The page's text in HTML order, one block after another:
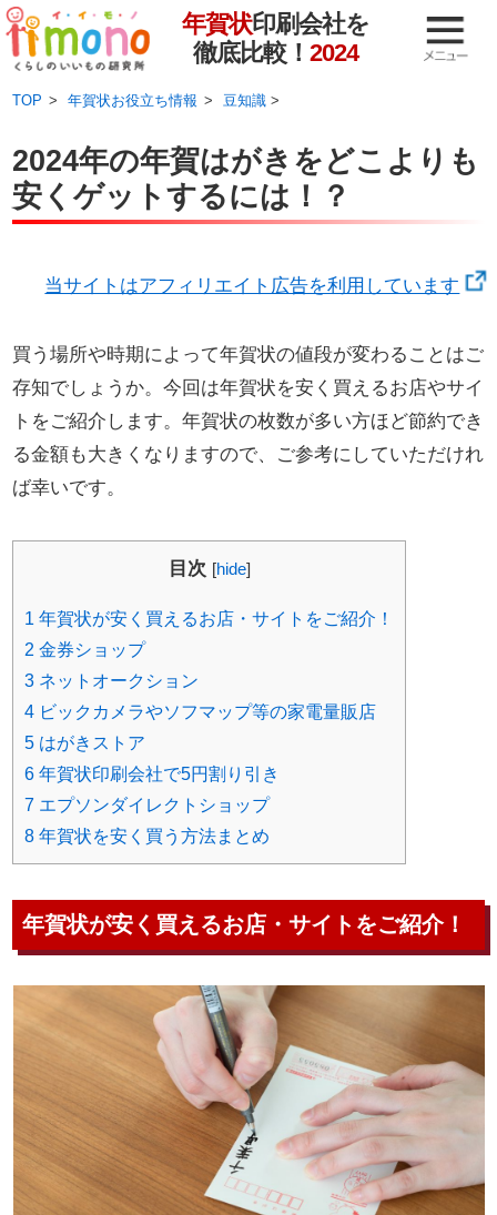
年賀状印刷会社を
徹底比較！2024
TOP 年賀状お役立ち情報 豆知識 >
2024年の年賀はがきをどこよりも
安くゲットするには！？
当サイトはアフィリエイト広告を利用しています
買う場所や時期によって年賀状の値段が変わることはご
存知でしょうか。今回は年賀状を安く買えるお店やサイ
トをご紹介します。年賀状の枚数が多い方ほど節約でき
る金額も大きくなりますので、ご参考にしていただけれ
ば幸いです。
目次 [hide]
1 年賀状が安く買えるお店・サイトをご紹介！
2 金券ショップ
3 ネットオークション
4 ビックカメラやソフマップ等の家電量販店
5 はがきストア
6 年賀状印刷会社で5円割り引き
7 エプソンダイレクトショップ
8 年賀状を安く買う方法まとめ
年賀状が安く買えるお店・サイトをご紹介！